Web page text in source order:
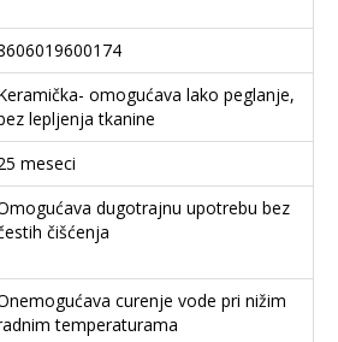
omogućava lako peglanje,
lepljenja tkanine
meseci
dugotrajnu upotrebu bez
čišćenja
curenje vode pri nižim
temperaturama